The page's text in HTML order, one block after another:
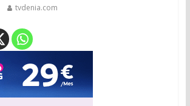
tvdenia.com